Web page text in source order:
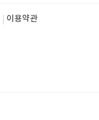
이용약관